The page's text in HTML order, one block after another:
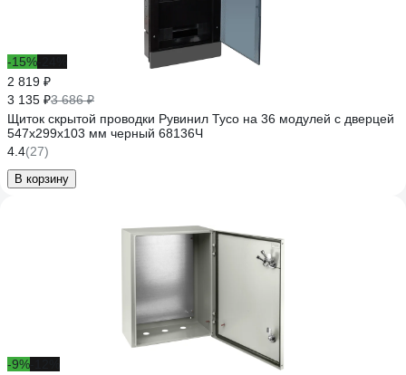
-15%
2 819 ₽
3 135 ₽3 686 ₽
Щиток скрытой проводки Рувинил Тусо на 36 модулей с дверцей
547x299x103 мм черный 68136Ч
4.4(27)
В корзину
-9%